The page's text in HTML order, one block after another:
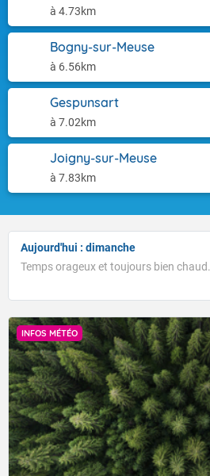
à 4.73km
Bogny-sur-Meuse
à 6.56km
Gespunsart
à 7.02km
Joigny-sur-Meuse
à 7.83km
Aujourd'hui : dimanche
Temps orageux et toujours bien chaud.
INFOS MÉTÉO